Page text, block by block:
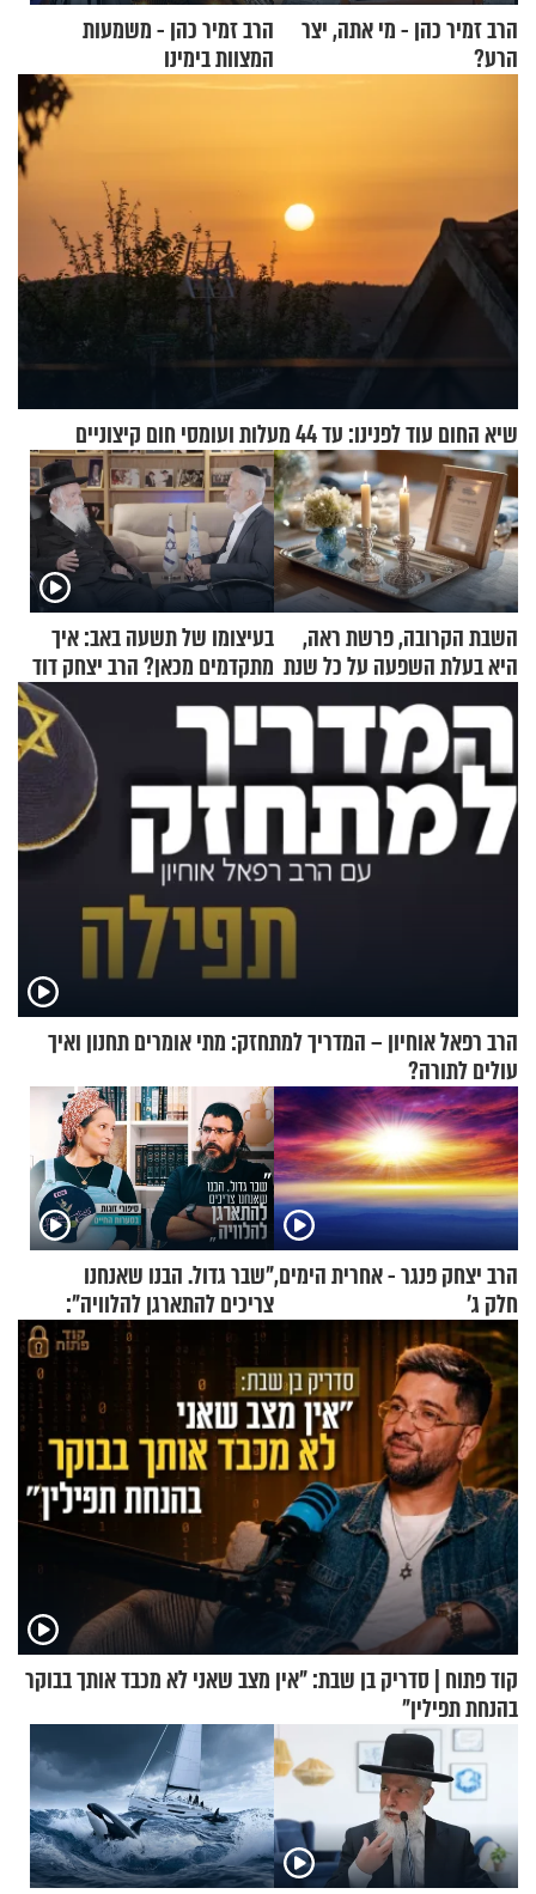
הרב זמיר כהן - מי אתה, יצר
הרע?
הרב זמיר כהן - משמעות
המצוות בימינו
שיא החום עוד לפנינו: עד 44 מעלות ועומסי חום קיצוניים
השבת הקרובה, פרשת ראה,
היא בעלת השפעה על כל שנת
תשפ"ז
בעיצומו של תשעה באב: איך
מתקדמים מכאן? הרב יצחק דוד
גרוסמן בשיחה מיוחדת
הרב רפאל אוחיון – המדריך למתחזק: מתי אומרים תחנון ואיך
עולים לתורה?
הרב יצחק פנגר - אחרית הימים,
חלק ג’
"שבר גדול. הבנו שאנחנו
צריכים להתארגן להלוויה":
זוגיות במבחן, הפעם עם מרים
וגד דנינו
קוד פתוח | סדריק בן שבת: "אין מצב שאני לא מכבד אותך בבוקר
בהנחת תפילין"